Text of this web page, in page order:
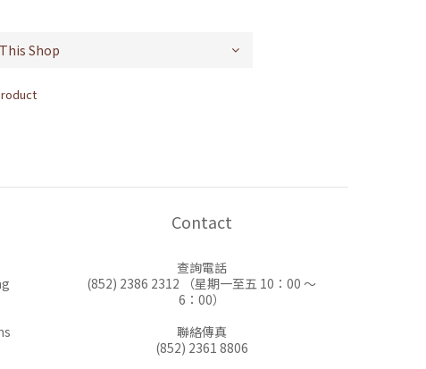
Contact
查詢電話
(852) 2386 2312 （星期一至五 10：00 ～
6：00）
聯絡傳真
(852) 2361 8806